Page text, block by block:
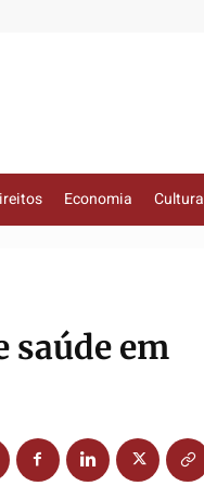
Economia Cultura
saúde em